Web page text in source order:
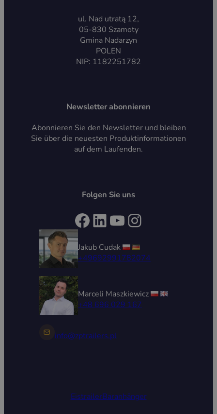
ul. Nad utratą 12,
05-830 Szamoty
Gmina Nadarzyn
POLEN
NIP: 1182251782
Newsletter abonnieren
Abonnieren Sie den Newsletter und bleiben
Sie über die neuesten Produktinformationen
auf dem Laufenden.
Folgen Sie uns
Facebook LinkedIn YouTube Instagram
Jakub Cudak
+49692991782074
Marceli Maszkiewicz
+48 696 029 167
info@zptrailers.pl
EistrailerBaranhänger